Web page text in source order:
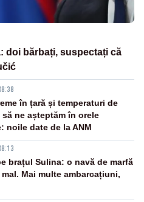
doi bărbați, suspectați că
în țară și temperaturi de
ne așteptăm în orele
noile date de la ANM
brațul Sulina: o navă de marfă
Mai multe ambarcațiuni,